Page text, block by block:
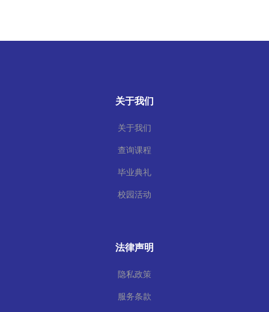
关于我们
关于我们
查询课程
毕业典礼
校园活动
法律声明
隐私政策
服务条款